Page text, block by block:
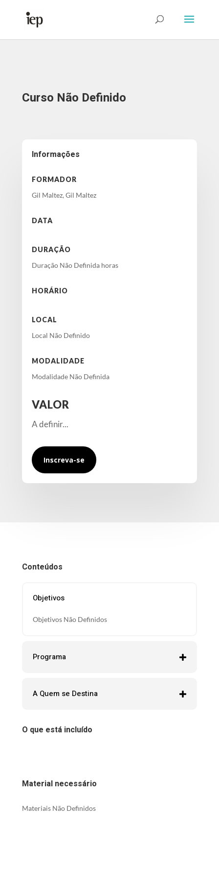
Curso Não Definido
Informações
FORMADOR
Gil Maltez, Gil Maltez
DATA
DURAÇÃO
Duração Não Definida horas
HORÁRIO
LOCAL
Local Não Definido
MODALIDADE
Modalidade Não Definida
VALOR
A definir...
Inscreva-se
Conteúdos
Objetivos
Objetivos Não Definidos
Programa
A Quem se Destina
O que está incluído
Material necessário
Materiais Não Definidos